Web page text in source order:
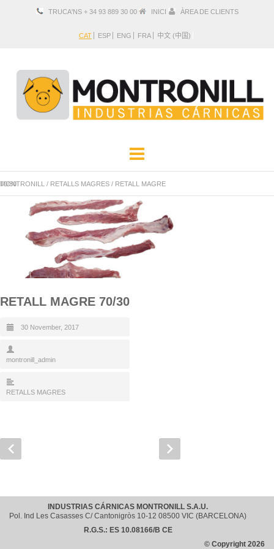
TRUCA'NS + 34 93 889 30 00 INICI ÀREA DE CLIENTS
CAT ESP ENG FRA 中文 (中国)
EMPRESA
PRODUCTES
LOCALITZACIÓ I CONTACTE
MONTRONILL / RETALLS MAGRES /
RETALL MAGRE 70/30
RETALL MAGRE 70/30
30 November, 2017
montronill_admin
RETALLS MAGRES
INDUSTRIAS CÁRNICAS MONTRONILL S.A.U.
Pol. Ind Les Casasses C/ Cantonigròs 10-12 08500 VIC (BARCELONA)
R.G.S.: ES 10.08166/B CE
© Copyright 2026